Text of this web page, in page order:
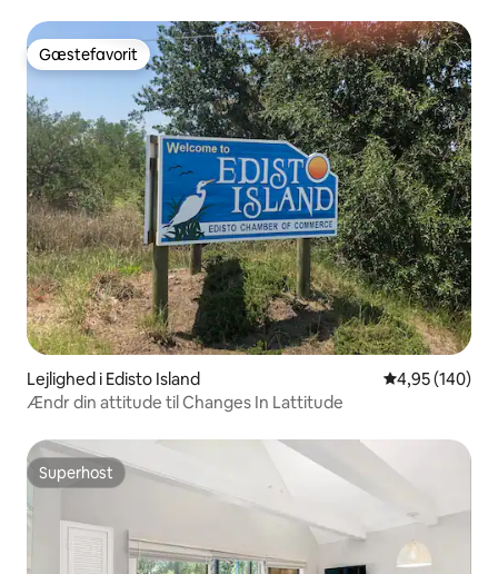
Gæstefavorit
Gæstefavorit
Lejlighed i Edisto Island 4,95 ud af 5 i
4,95 (140)
Ændr din attitude til Changes In Lattitude
Superhost
Superhost